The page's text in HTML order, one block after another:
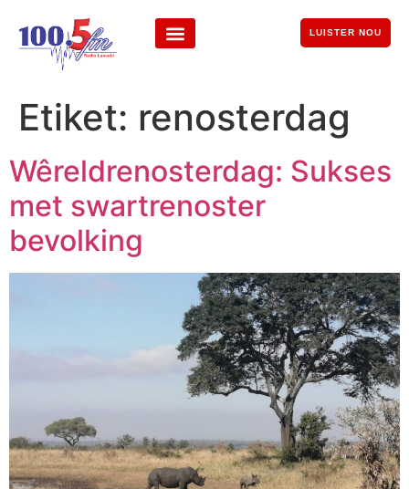
LUISTER NOU
Etiket: renosterdag
Wêreldrenosterdag: Sukses
met swartrenoster
bevolking